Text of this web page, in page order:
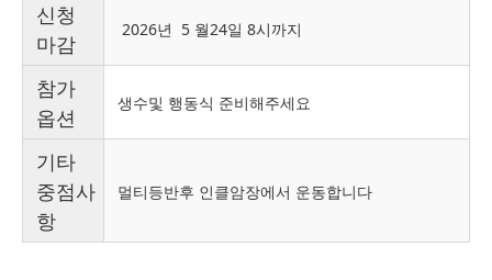
신청
마감
2026년 5 월24일 8시까지
참가
옵션
생수및 행동식 준비해주세요
기타
중점사
항
멀티등반후 인클암장에서 운동합니다